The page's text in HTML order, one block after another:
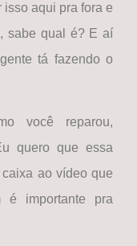
aqui pra fora e
sabe qual é? E aí
tá fazendo o
você reparou,
quero que essa
ao vídeo que
é importante pra